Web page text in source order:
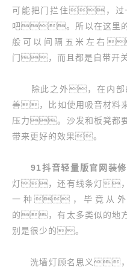
可能把门拦住，过
吧。所以在这里
般可以间隔五米左右
门，而且都是自带开
除此之外，在内部的
善，比如使用吸音材料
压力。沙发和板凳都
带来更好的效果。
91抖音轻量版官网装修
灯，还有线条灯，
一种，毕竟从外
的，有太多类似的
别是很少的。
洗墙灯顾名思义，